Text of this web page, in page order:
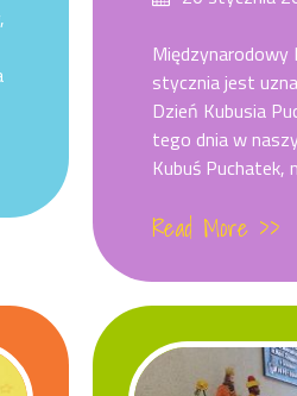
Międzynarodowy
stycznia jest
Dzień Kubusia
tego dnia w
Kubuś Puchatek,
Read More >>